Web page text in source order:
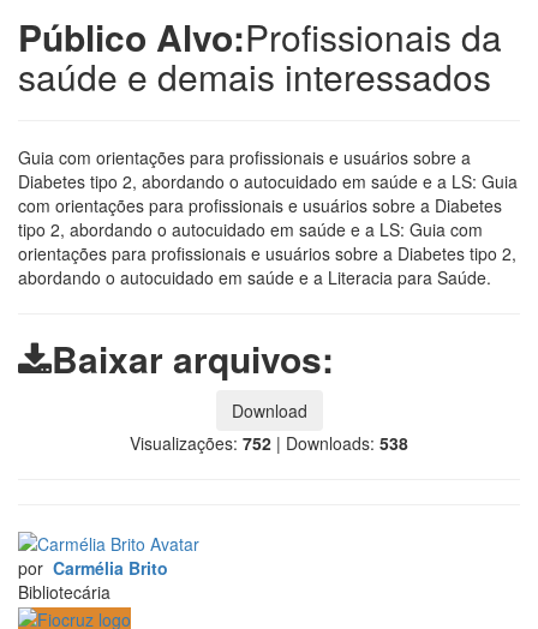
Público Alvo:Profissionais da
saúde e demais interessados
Guia com orientações para profissionais e usuários sobre a
Diabetes tipo 2, abordando o autocuidado em saúde e a LS: Guia
com orientações para profissionais e usuários sobre a Diabetes
tipo 2, abordando o autocuidado em saúde e a LS: Guia com
orientações para profissionais e usuários sobre a Diabetes tipo 2,
abordando o autocuidado em saúde e a Literacia para Saúde.
Baixar arquivos:
Download
Visualizações: 752 | Downloads: 538
por Carmélia Brito
Bibliotecária